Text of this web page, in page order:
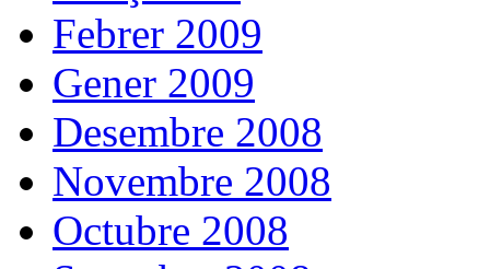
Febrer 2009
Gener 2009
Desembre 2008
Novembre 2008
Octubre 2008